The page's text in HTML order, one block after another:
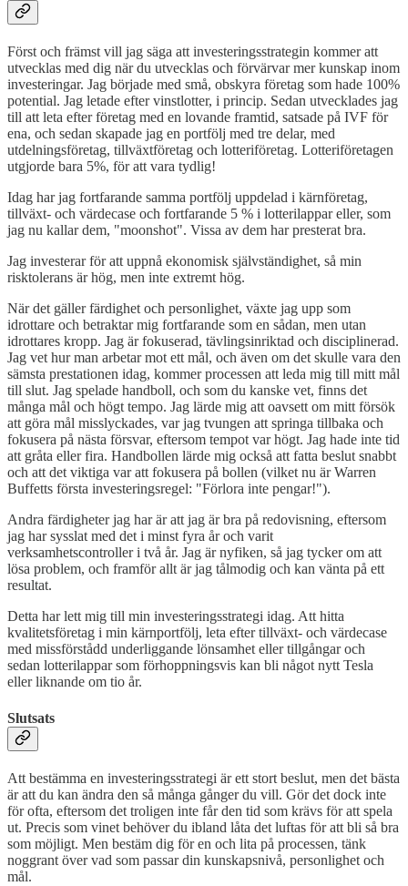
Först och främst vill jag säga att investeringsstrategin kommer att
utvecklas med dig när du utvecklas och förvärvar mer kunskap inom
investeringar. Jag började med små, obskyra företag som hade 100%
potential. Jag letade efter vinstlotter, i princip. Sedan utvecklades jag
till att leta efter företag med en lovande framtid, satsade på IVF för
ena, och sedan skapade jag en portfölj med tre delar, med
utdelningsföretag, tillväxtföretag och lotteriföretag. Lotteriföretagen
utgjorde bara 5%, för att vara tydlig!
Idag har jag fortfarande samma portfölj uppdelad i kärnföretag,
tillväxt- och värdecase och fortfarande 5 % i lotterilappar eller, som
jag nu kallar dem, "moonshot". Vissa av dem har presterat bra.
Jag investerar för att uppnå ekonomisk självständighet, så min
risktolerans är hög, men inte extremt hög.
När det gäller färdighet och personlighet, växte jag upp som
idrottare och betraktar mig fortfarande som en sådan, men utan
idrottares kropp. Jag är fokuserad, tävlingsinriktad och disciplinerad.
Jag vet hur man arbetar mot ett mål, och även om det skulle vara den
sämsta prestationen idag, kommer processen att leda mig till mitt mål
till slut. Jag spelade handboll, och som du kanske vet, finns det
många mål och högt tempo. Jag lärde mig att oavsett om mitt försök
att göra mål misslyckades, var jag tvungen att springa tillbaka och
fokusera på nästa försvar, eftersom tempot var högt. Jag hade inte tid
att gråta eller fira. Handbollen lärde mig också att fatta beslut snabbt
och att det viktiga var att fokusera på bollen (vilket nu är Warren
Buffetts första investeringsregel: "Förlora inte pengar!").
Andra färdigheter jag har är att jag är bra på redovisning, eftersom
jag har sysslat med det i minst fyra år och varit
verksamhetscontroller i två år. Jag är nyfiken, så jag tycker om att
lösa problem, och framför allt är jag tålmodig och kan vänta på ett
resultat.
Detta har lett mig till min investeringsstrategi idag. Att hitta
kvalitetsföretag i min kärnportfölj, leta efter tillväxt- och värdecase
med missförstådd underliggande lönsamhet eller tillgångar och
sedan lotterilappar som förhoppningsvis kan bli något nytt Tesla
eller liknande om tio år.
Slutsats
Att bestämma en investeringsstrategi är ett stort beslut, men det bästa
är att du kan ändra den så många gånger du vill. Gör det dock inte
för ofta, eftersom det troligen inte får den tid som krävs för att spela
ut. Precis som vinet behöver du ibland låta det luftas för att bli så bra
som möjligt. Men bestäm dig för en och lita på processen, tänk
noggrant över vad som passar din kunskapsnivå, personlighet och
mål.